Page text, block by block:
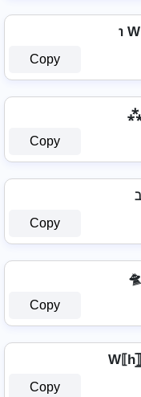
℩
Copy
⁂
Copy
Copy
Copy
Copy